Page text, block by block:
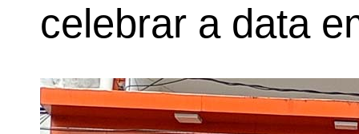
celebrar a data